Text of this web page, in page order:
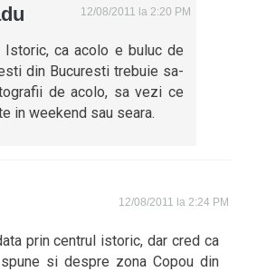
12/08/2011 la 2:20 PM
Istoric, ca acolo e buluc de
din Bucuresti trebuie sa-
de acolo, sa vezi ce
in weekend sau seara.
12/08/2011 la 2:24 PM
prin centrul istoric, dar cred ca
si despre zona Copou din